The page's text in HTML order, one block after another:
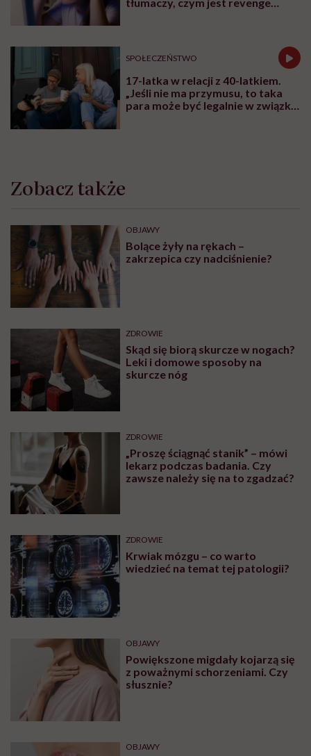
SPOŁECZEŃSTWO
17-latka w relacji z 40-latkiem.
„Jeśli nie ma przymusu, to taka
para może być legalnie w związku.
Zobacz także
OBJAWY
Bolące żyły na rękach –
zakrzepica czy nadciśnienie?
ZDROWIE
Skąd się biorą skurcze w nogach?
Leki i domowe sposoby na
skurcze nóg
ZDROWIE
„Proszę ściągnąć stanik” – mówi
lekarz podczas badania. Czy
zawsze należy się na to zgadzać?
ZDROWIE
Krwiak mózgu – co warto
wiedzieć na temat tej patologii?
OBJAWY
Powiększone migdały kojarzą się
z poważnymi schorzeniami. Czy
słusznie?
OBJAWY